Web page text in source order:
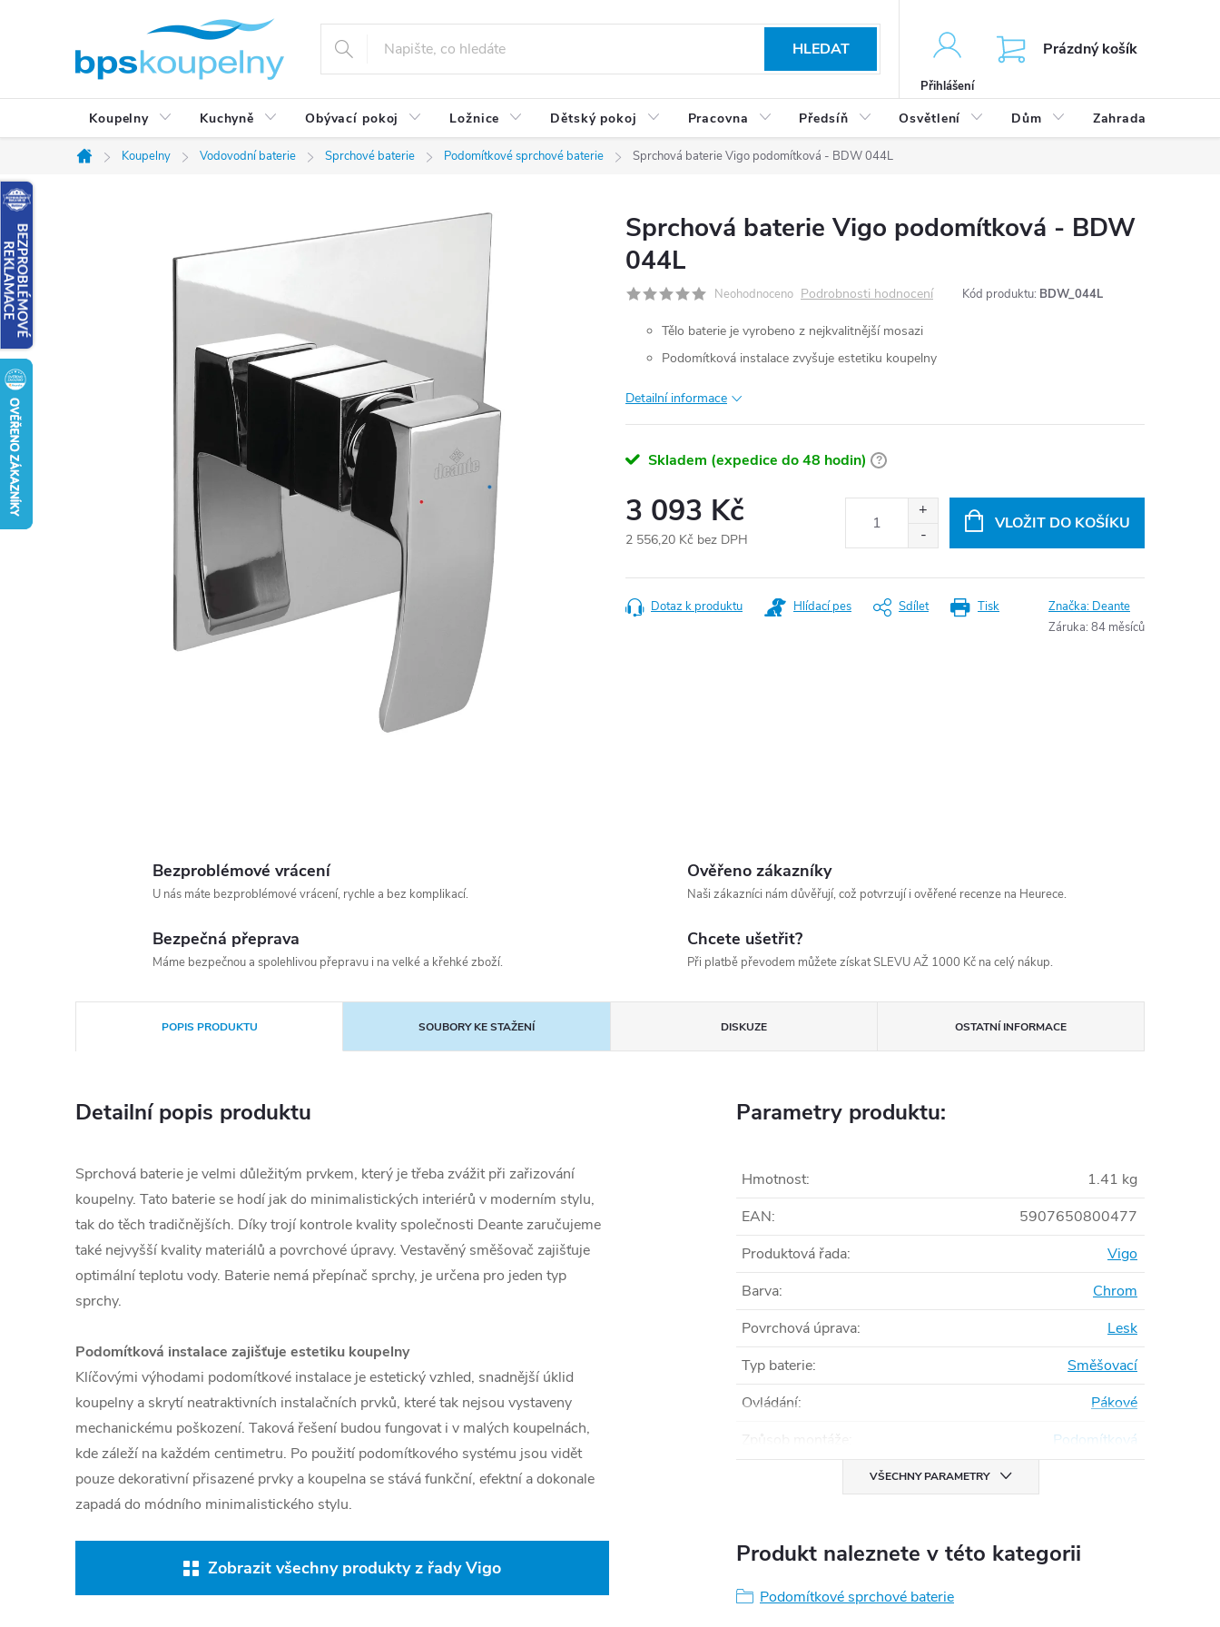
HLEDAT
Přihlášení
Prázdný košík
Koupelny Kuchyně Obývací pokoj Ložnice Dětský pokoj Pracovna Předsíň Osvětlení Dům Zahrada
Domů
Koupelny Vodovodní baterie Sprchové baterie Podomítkové sprchové baterie Sprchová baterie Vigo podomítková - BDW 044L
Sprchová baterie Vigo podomítková - BDW
044L
Neohodnoceno Podrobnosti hodnocení Kód produktu: BDW_044L
Tělo baterie je vyrobeno z nejkvalitnější mosazi
Podomítková instalace zvyšuje estetiku koupelny
Detailní informace
Skladem (expedice do 48 hodin) ?
3 093 Kč
2 556,20 Kč bez DPH
cena:
VLOŽIT DO KOŠÍKU
Tisk
Dotaz k produktu Hlídací pes Sdílet Značka: Deante
Záruka: 84 měsíců
Bezproblémové vrácení
U nás máte bezproblémové vrácení, rychle a bez komplikací.
Ověřeno zákazníky
Naši zákazníci nám důvěřují, což potvrzují i ověřené recenze na Heurece.
Bezpečná přeprava
Máme bezpečnou a spolehlivou přepravu i na velké a křehké zboží.
Chcete ušetřit?
Při platbě převodem můžete získat SLEVU AŽ 1000 Kč na celý nákup.
POPIS PRODUKTU SOUBORY KE STAŽENÍ DISKUZE OSTATNÍ INFORMACE
Detailní popis produktu
Sprchová baterie je velmi důležitým prvkem, který je třeba zvážit při zařizování
koupelny. Tato baterie se hodí jak do minimalistických interiérů v moderním stylu,
tak do těch tradičnějších. Díky trojí kontrole kvality společnosti Deante zaručujeme
také nejvyšší kvality materiálů a povrchové úpravy. Vestavěný směšovač zajišťuje
optimální teplotu vody. Baterie nemá přepínač sprchy, je určena pro jeden typ
sprchy.
Podomítková instalace zajišťuje estetiku koupelny
Klíčovými výhodami podomítkové instalace je estetický vzhled, snadnější úklid
koupelny a skrytí neatraktivních instalačních prvků, které tak nejsou vystaveny
mechanickému poškození. Taková řešení budou fungovat i v malých koupelnách,
kde záleží na každém centimetru. Po použití podomítkového systému jsou vidět
pouze dekorativní přisazené prvky a koupelna se stává funkční, efektní a dokonale
zapadá do módního minimalistického stylu.
Zobrazit všechny produkty z řady Vigo
Parametry produktu:
Hmotnost:
1.41 kg
EAN:
5907650800477
Produktová řada:
Vigo
Barva:
Chrom
Povrchová úprava:
Lesk
Typ baterie:
Směšovací
Ovládání:
Pákové
Podomítková
VŠECHNY PARAMETRY
Produkt naleznete v této kategorii
Podomítkové sprchové baterie